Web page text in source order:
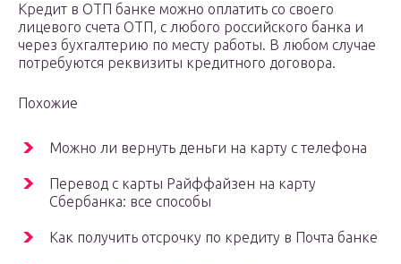
Кредит в ОТП банке можно оплатить со своего
лицевого счета ОТП, с любого российского банка и
через бухгалтерию по месту работы. В любом случае
потребуются реквизиты кредитного договора.
Похожие
Можно ли вернуть деньги на карту с телефона
Перевод с карты Райффайзен на карту
Сбербанка: все способы
Как получить отсрочку по кредиту в Почта банке